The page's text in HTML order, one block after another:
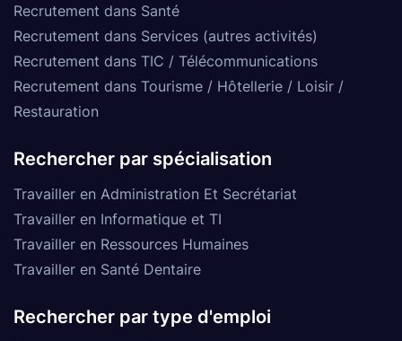
Recrutement dans Santé
Recrutement dans Services (autres activités)
Recrutement dans TIC / Télécommunications
Recrutement dans Tourisme / Hôtellerie / Loisir /
Restauration
Rechercher par spécialisation
Travailler en Administration Et Secrétariat
Travailler en Informatique et TI
Travailler en Ressources Humaines
Travailler en Santé Dentaire
Rechercher par type d'emploi